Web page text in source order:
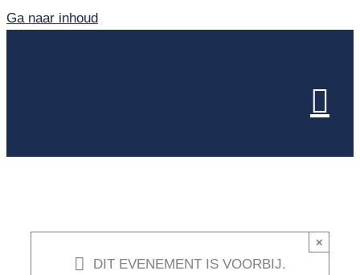
Ga naar inhoud
DIT EVENEMENT IS VOORBIJ.
×